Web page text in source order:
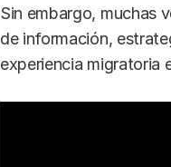
Sin embargo, muchas
de información,
experiencia migratoria